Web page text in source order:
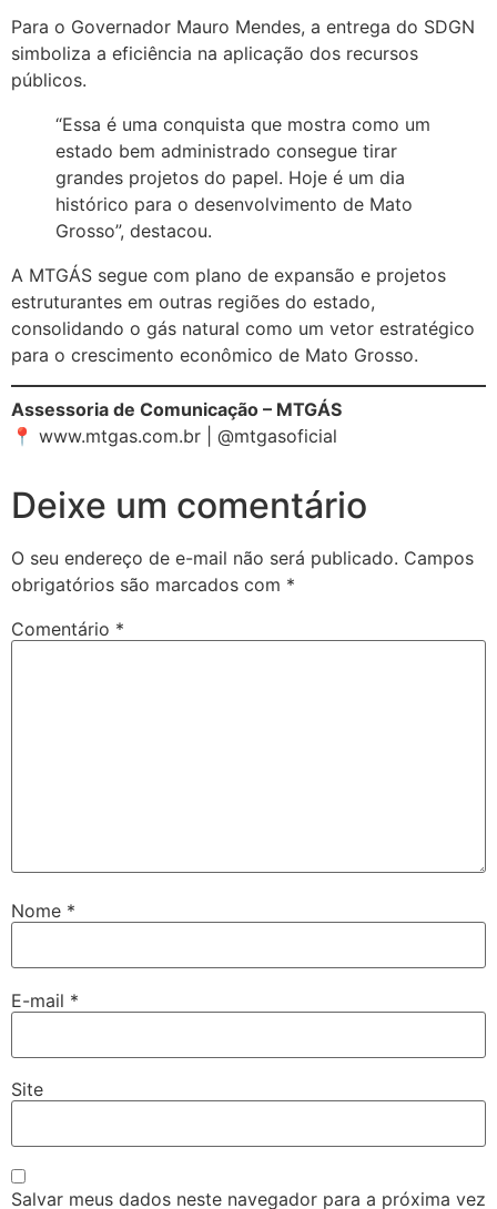
Para o Governador Mauro Mendes, a entrega do SDGN
simboliza a eficiência na aplicação dos recursos
públicos.
“Essa é uma conquista que mostra como um
estado bem administrado consegue tirar
grandes projetos do papel. Hoje é um dia
histórico para o desenvolvimento de Mato
Grosso”, destacou.
A MTGÁS segue com plano de expansão e projetos
estruturantes em outras regiões do estado,
consolidando o gás natural como um vetor estratégico
para o crescimento econômico de Mato Grosso.
Assessoria de Comunicação – MTGÁS
📍 www.mtgas.com.br | @mtgasoficial
Deixe um comentário
O seu endereço de e-mail não será publicado. Campos
obrigatórios são marcados com *
Comentário *
Nome *
E-mail *
Site
Salvar meus dados neste navegador para a próxima vez